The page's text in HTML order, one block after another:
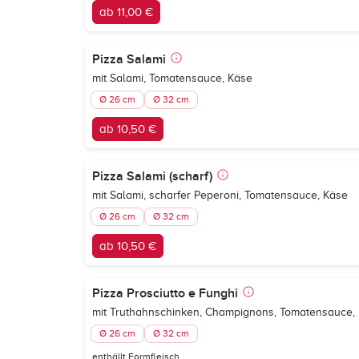
ab 11,00 €
Pizza Salami
mit Salami, Tomatensauce, Käse
Ø 26 cm Ø 32 cm
ab 10,50 €
Pizza Salami (scharf)
mit Salami, scharfer Peperoni, Tomatensauce, Käse
Ø 26 cm Ø 32 cm
ab 10,50 €
Pizza Prosciutto e Funghi
mit Truthahnschinken, Champignons, Tomatensauce,
Ø 26 cm Ø 32 cm
enthällt Formfleisch